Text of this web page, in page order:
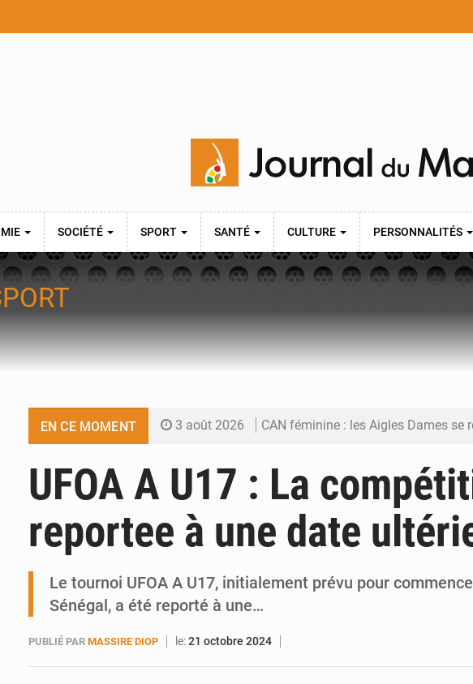
SOCIÉTÉ SPORT SANTÉ CULTURE PERSONNALITÉS
EN CE MOMENT 3 août 2026 CAN féminine : les Aigles Dames se
3 août 2026 Hivernage : l’anticipation des crues à
3 août 2026 Mobilité étudiante : une présence africaine en
UFOA A U17 : La
reportee à une date
Le tournoi UFOA A U17, initialement prévu pour
Sénégal, a été reporté à une…
PUBLIÉ PAR MASSIRE DIOP le:21 octobre 2024